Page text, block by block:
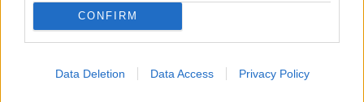
CONFIRM
Data Deletion Data Access Privacy Policy
számíthatnak idén a fesztiválozók
A szervezők szerint a Sziget akár teljesen saját
zavar esetén.